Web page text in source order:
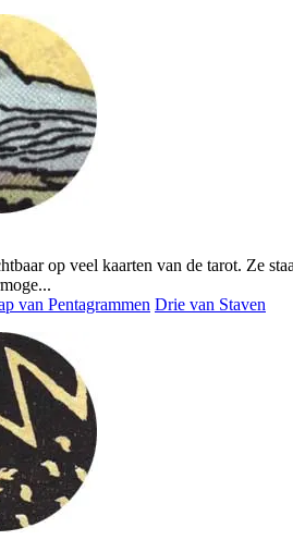
op veel kaarten van de tarot. Ze
van Pentagrammen Drie van Staven